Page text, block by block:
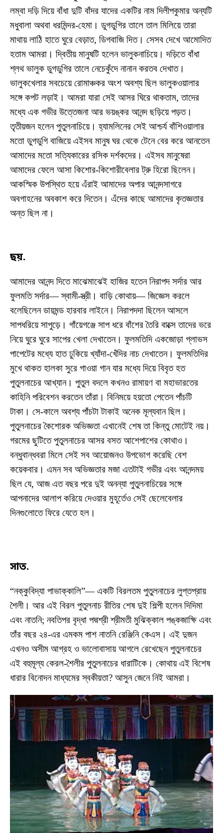
লম্বা দড়ি দিয়ে বাঁধা দুটি বাঁদর যাদের একটির নাম দিলীপকুমার অন্যটি
মধুবালা অথবা ধরমিন্দর-হেমা। ডুগডুগির তালে তাল মিলিয়ে তারা
মাথায় লাঠি হাতে ঘুরে বেড়াত, ডিগবাজি দিত। সেসব দেখে আমোদিত
হতাম আমরা। দ্বিতীয় মানুষটি হলেন ভালুকনাচিয়ে। দড়িতে বাঁধা
শ্লথ ভালুক ডুগডুগির তালে নেচেকুঁদে নানান করতব দেখাত।
ভালুকখেলার সবচেয়ে রোমাঞ্চকর অংশ অবশ্য ছিল ভালুক‌ওয়ালার
সঙ্গে কপট লড়াই। আমরা যারা সেই আসর ঘিরে থাকতাম, তাদের
মধ্যে এক গভীর উত্তেজনা আর ভয়ঙ্কর আনন্দ ছড়িয়ে পড়ত।
তৃতীয়জন হলেন পুতুলনাচিয়ে। হ্যামলিনের সেই আশ্চর্য বাঁশিওয়ালার
মতো ডুগডুগি বাজিয়ে এইসব মানুষ ঘর থেকে টেনে বের করে আনতেন
আমাদের মতো সত্যিকারের রসিক দর্শকদের। এইসব মানুষেরা
আমাদের ফেলে আসা কিশোর-কিশোরীবেলার ট্রু হিরো ছিলেন।
আকস্মিক উপস্থিত হয়ে এঁরাই আমাদের অপার আনন্দসাগরে
অবগাহনের অবকাশ করে দিতেন। এঁদের কাছে আমাদের কৃতজ্ঞতার
অন্ত ছিল না।
ছয়.
আমাদের আনন্দ দিতে মাঝেমাঝেই হাজির হতেন নিরাপদ সর্দার আর
ফুলমতি সর্দার— স্বামী-স্ত্রী। বাড়ি কোথায়— জিজ্ঞেস করলে
বলেছিলেন ডায়মন্ড হারবার লাইনে। নিরাপদদা ছিলেন আসলে
সাপধরিয়ে সাপুড়ে। গাঁয়েগঞ্জে সাপ ধরে বাঁশের তৈরি বাক্সে তাদের ভরে
নিয়ে ঘুরে ঘুরে সাপের খেলা দেখাতেন। ফুলমতিদি একজোড়া গ্লাভস
পাপেটের মধ্যে হাত ঢুকিয়ে খ্যাঁদা-খেঁদির নাচ দেখাতেন। ফুলমতিদির
মুখে থাকত হালকা সুরে গাওয়া গান যার মধ্যে দিয়ে বিবৃত হত
পুতুলনাচের আখ্যান। পুতুল বদলে কখনও রামায়ণ বা মহাভারতের
কাহিনি পরিবেশন করতেন তাঁরা। বিনিময়ে হয়তো পেতেন পাঁচটি
টাকা। সে-কালে অবশ্য পাঁচটা টাকাই অনেক মূল্যবান ছিল।
পুতুলনাচের কৈশোরক অভিজ্ঞতা এখানেই শেষ তা কিন্তু মোটেই নয়।
গরমের ছুটিতে পুতুলনাচের আসর বসত আশেপাশের কোথাও।
বন্ধুবান্ধবরা মিলে সেই সব আয়োজন‌ও উপভোগ করেছি বেশ
কয়েকবার। এমন সব অভিজ্ঞতার মজা এতটাই গভীর এবং আনন্দময়
ছিল যে, আজ এত বছর পরে দুই অনন্যা পুতুলনাচিয়ের সঙ্গে
আপনাদের আলাপ করিয়ে দেওয়ার মুহূর্তেও সেই ছেলেবেলার
দিনগুলোতে ফিরে যেতে হল।
সাত.
“নক্কুবিদ্যা পাভাক্কালি”— একটি বিরলতম পুতুলনাচের লুপ্তপ্রায়
শৈলী। আর এই বিরল পুতুলনাচ রীতির শেষ দুই শিল্পী হলেন দিদিমা
এবং নাতনি; নবতিপর বৃদ্ধা পদ্মশ্রী শ্রীমতী মুঝিক্কাল পঙ্কজাক্ষি এবং
তাঁর বছর ২৪-এর এমকম পাশ নাতনি রেঞ্জিনি কেএস। এই দুজন
এখনও অসীম আগ্রহ ও ভালোবাসায় আগলে রেখেছেন পুতুলনাচের
এই বহুমূল্য কেরল-শৈলীর পুতুলনাচের ধারাটিকে। কোথায় এই বিশেষ
ধারার বিনোদন মাধ্যমের স্বকীয়তা? আসুন জেনে নিই আমরা।